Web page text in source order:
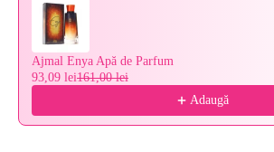
Ajmal Enya Apă de Parfum
93,09 lei161,00 lei
Adaugă